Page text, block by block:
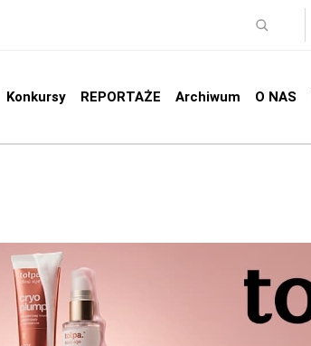
Konkursy REPORTAŻE Archiwum O NAS